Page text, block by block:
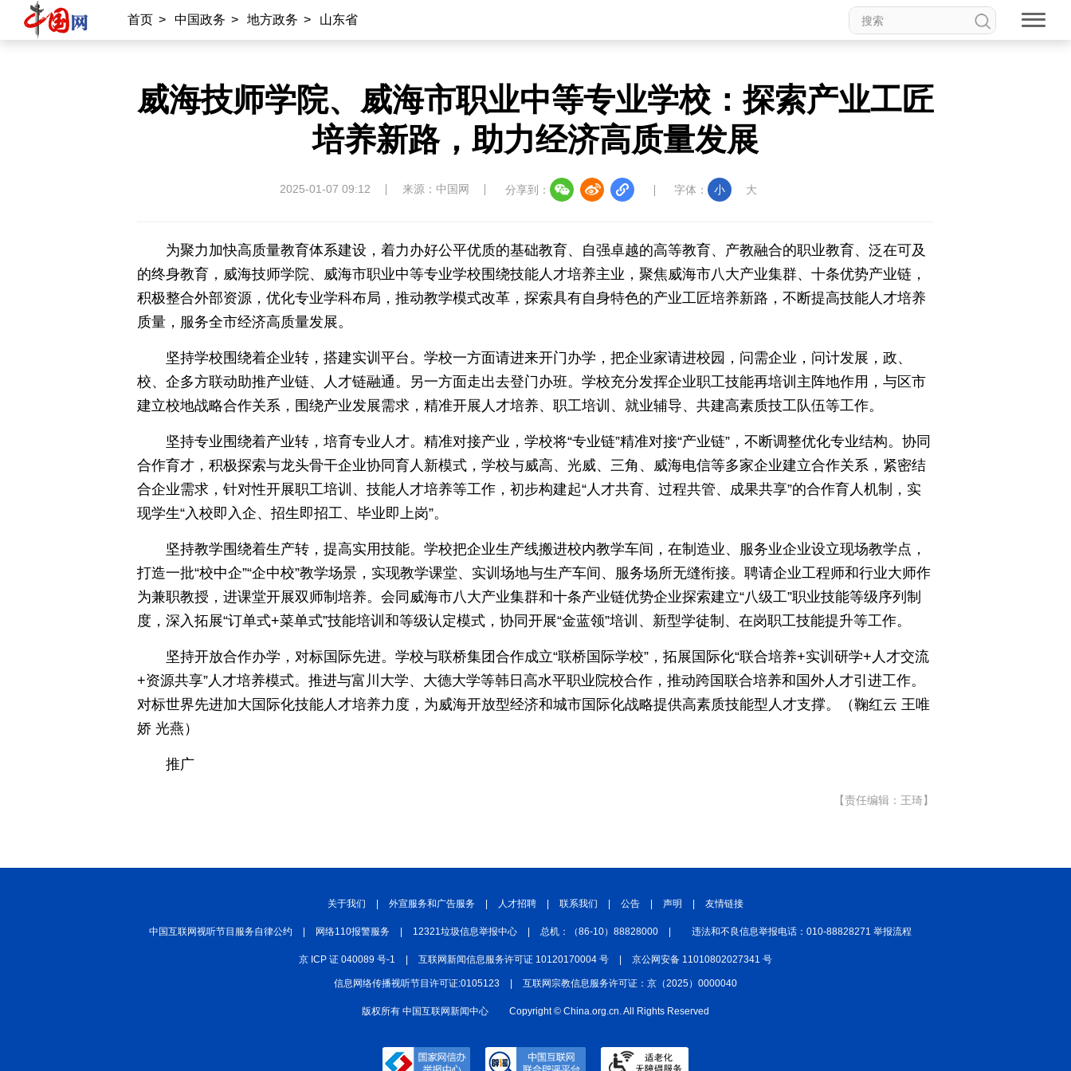
首页 > 中国政务 > 地方政务 > 山东省
外宣平台
丝路中国
中国湖北 中部纵览 中国四川 七彩云南 浪潮资讯 衢州有礼 新温州 海丝 海峡
威海技师学院、威海市职业中等专业学校：探索产业工匠
培养新路，助力经济高质量发展
2025-01-07 09:12 来源：中国网 分享到： 字体： 小 大
为聚力加快高质量教育体系建设，着力办好公平优质的基础教育、自强卓越的高等教育、产教融合的职业教育、泛在可及
的终身教育，威海技师学院、威海市职业中等专业学校围绕技能人才培养主业，聚焦威海市八大产业集群、十条优势产业链，
积极整合外部资源，优化专业学科布局，推动教学模式改革，探索具有自身特色的产业工匠培养新路，不断提高技能人才培养
质量，服务全市经济高质量发展。
坚持学校围绕着企业转，搭建实训平台。学校一方面请进来开门办学，把企业家请进校园，问需企业，问计发展，政、
校、企多方联动助推产业链、人才链融通。另一方面走出去登门办班。学校充分发挥企业职工技能再培训主阵地作用，与区市
建立校地战略合作关系，围绕产业发展需求，精准开展人才培养、职工培训、就业辅导、共建高素质技工队伍等工作。
坚持专业围绕着产业转，培育专业人才。精准对接产业，学校将“专业链”精准对接“产业链”，不断调整优化专业结构。协同
合作育才，积极探索与龙头骨干企业协同育人新模式，学校与威高、光威、三角、威海电信等多家企业建立合作关系，紧密结
合企业需求，针对性开展职工培训、技能人才培养等工作，初步构建起“人才共育、过程共管、成果共享”的合作育人机制，实
现学生“入校即入企、招生即招工、毕业即上岗”。
坚持教学围绕着生产转，提高实用技能。学校把企业生产线搬进校内教学车间，在制造业、服务业企业设立现场教学点，
打造一批“校中企”“企中校”教学场景，实现教学课堂、实训场地与生产车间、服务场所无缝衔接。聘请企业工程师和行业大师作
为兼职教授，进课堂开展双师制培养。会同威海市八大产业集群和十条产业链优势企业探索建立“八级工”职业技能等级序列制
度，深入拓展“订单式+菜单式”技能培训和等级认定模式，协同开展“金蓝领”培训、新型学徒制、在岗职工技能提升等工作。
坚持开放合作办学，对标国际先进。学校与联桥集团合作成立“联桥国际学校”，拓展国际化“联合培养+实训研学+人才交流
+资源共享”人才培养模式。推进与富川大学、大德大学等韩日高水平职业院校合作，推动跨国联合培养和国外人才引进工作。
对标世界先进加大国际化技能人才培养力度，为威海开放型经济和城市国际化战略提供高素质技能型人才支撑。（鞠红云 王唯
娇 光燕）
推广
【责任编辑：王琦】
关于我们 外宣服务和广告服务 人才招聘 联系我们 公告 声明 友情链接
中国互联网视听节目服务自律公约 网络110报警服务 12321垃圾信息举报中心 总机：（86-10）88828000 违法和不良信息举报电话：010-88828271 举报流程
京 ICP 证 040089 号-1 互联网新闻信息服务许可证 10120170004 号 京公网安备 11010802027341 号
信息网络传播视听节目许可证:0105123 互联网宗教信息服务许可证：京（2025）0000040
版权所有 中国互联网新闻中心 Copyright © China.org.cn. All Rights Reserved